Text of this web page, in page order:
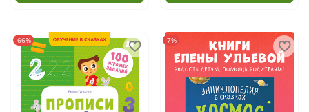
-66% -7%